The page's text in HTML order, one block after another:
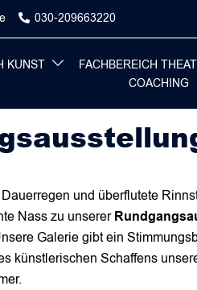
030-209663220
KUNST FACHBEREICH
COACHING
und überflutete
Nass zu unserer
Galerie gibt ein
künstlerischen Schaffens